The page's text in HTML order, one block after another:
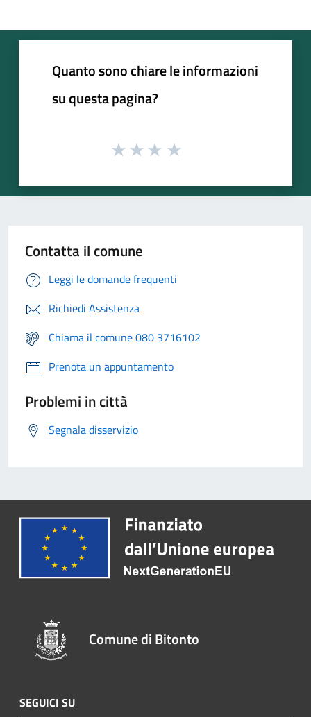
Quanto sono chiare le informazioni
su questa pagina?
Contatta il comune
Leggi le domande frequenti
Richiedi Assistenza
Chiama il comune 080 3716102
Prenota un appuntamento
Problemi in città
Segnala disservizio
Comune di Bitonto
SEGUICI SU